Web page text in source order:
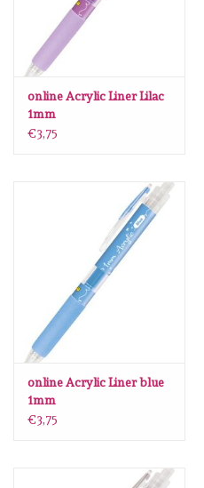
online Acrylic Liner Lilac
1mm
€3,75
online Acrylic Liner blue
1mm
€3,75